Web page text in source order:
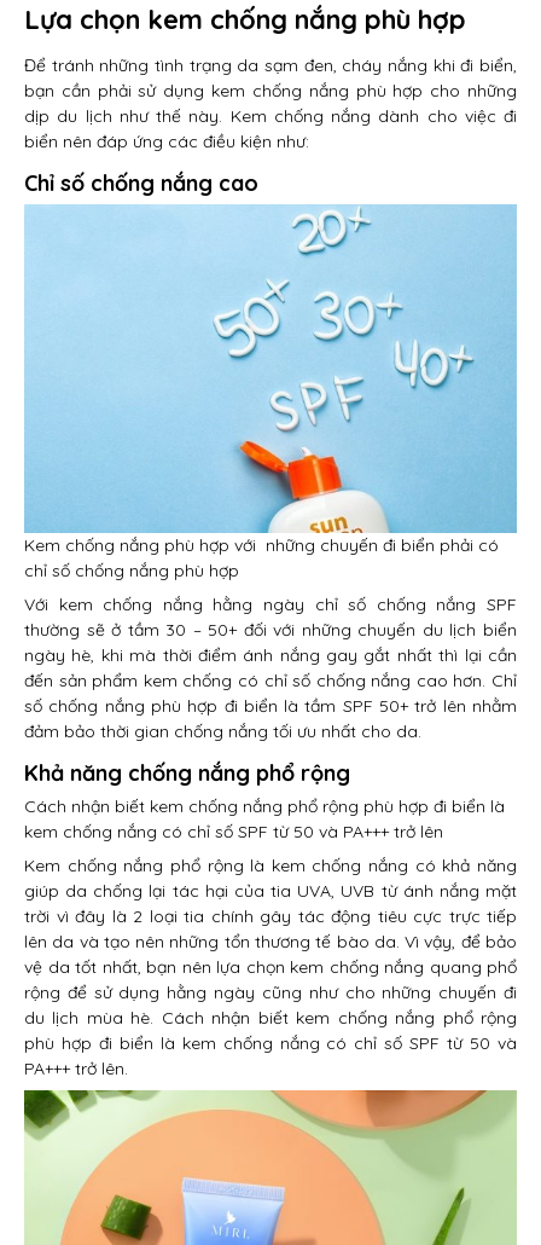
Lựa chọn kem chống nắng phù hợp
Để tránh những tình trạng da sạm đen, cháy nắng khi đi biển,
bạn cần phải sử dụng kem chống nắng phù hợp cho những
dịp du lịch như thế này. Kem chống nắng dành cho việc đi
biển nên đáp ứng các điều kiện như:
Chỉ số chống nắng cao
Kem chống nắng phù hợp với những chuyến đi biển phải có
chỉ số chống nắng phù hợp
Với kem chống nắng hằng ngày chỉ số chống nắng SPF
thường sẽ ở tầm 30 – 50+ đối với những chuyến du lịch biển
ngày hè, khi mà thời điểm ánh nắng gay gắt nhất thì lại cần
đến sản phẩm kem chống có chỉ số chống nắng cao hơn. Chỉ
số chống nắng phù hợp đi biển là tầm SPF 50+ trở lên nhằm
đảm bảo thời gian chống nắng tối ưu nhất cho da.
Khả năng chống nắng phổ rộng
Cách nhận biết kem chống nắng phổ rộng phù hợp đi biển là
kem chống nắng có chỉ số SPF từ 50 và PA+++ trở lên
Kem chống nắng phổ rộng là kem chống nắng có khả năng
giúp da chống lại tác hại của tia UVA, UVB từ ánh nắng mặt
trời vì đây là 2 loại tia chính gây tác động tiêu cực trực tiếp
lên da và tạo nên những tổn thương tế bào da. Vì vậy, để bảo
vệ da tốt nhất, bạn nên lựa chọn kem chống nắng quang phổ
rộng để sử dụng hằng ngày cũng như cho những chuyến đi
du lịch mùa hè. Cách nhận biết kem chống nắng phổ rộng
phù hợp đi biển là kem chống nắng có chỉ số SPF từ 50 và
PA+++ trở lên.